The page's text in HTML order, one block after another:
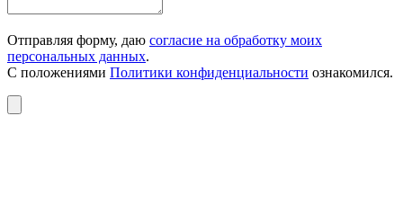
Отправляя форму, даю согласие на обработку моих
персональных данных.
С положениями Политики конфиденциальности ознакомился.